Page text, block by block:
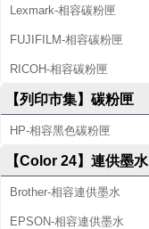
Lexmark-相容碳粉匣
FUJIFILM-相容碳粉匣
RICOH-相容碳粉匣
【列印市集】碳粉匣
HP-相容黑色碳粉匣
【Color 24】連供墨水
Brother-相容連供墨水
EPSON-相容連供墨水